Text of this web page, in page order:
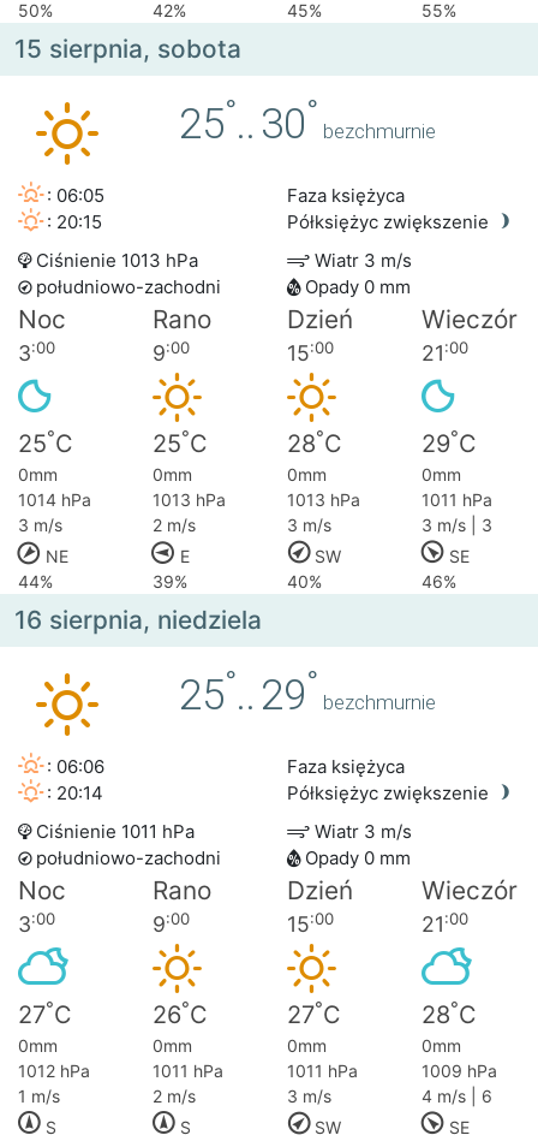
50%
42% 45% 55%
15 sierpnia, sobota
25°.. 30°
bezchmurnie
: 06:05
: 20:15
Faza księżyca
Półksiężyc zwiększenie
Ciśnienie 1013 hPa
Wiatr 3 m/s
południowo-zachodni
Opady 0 mm
Noc Rano Dzień Wieczór
3:00 9:00 15:00 21:00
25°C 25°C 28°C 29°C
0mm 0mm 0mm
0mm
1014 hPa
1013 hPa 1013 hPa
1011 hPa
3 m/s
2 m/s 3 m/s
3 m/s | 3
NE
E SW
SE
44%
39% 40% 46%
16 sierpnia, niedziela
25°.. 29°
bezchmurnie
: 06:06
: 20:14
Faza księżyca
Półksiężyc zwiększenie
Ciśnienie 1011 hPa
Wiatr 3 m/s
południowo-zachodni
Opady 0 mm
Noc Rano Dzień Wieczór
3:00 9:00 15:00 21:00
27°C 26°C 27°C 28°C
0mm 0mm 0mm
0mm
1012 hPa
1011 hPa 1011 hPa
1009 hPa
1 m/s
2 m/s 3 m/s
4 m/s | 6
S
S SW
SE